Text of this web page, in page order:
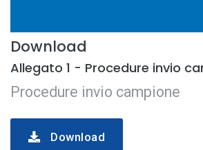
Download
Allegato 1 - Procedure invio
Procedure invio campione
Download